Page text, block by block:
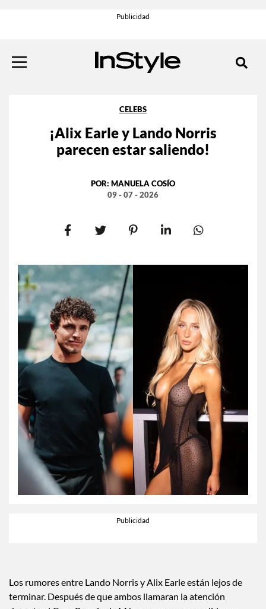
CELEBS
¡Alix Earle y Lando Norris
parecen estar saliendo!
POR: MANUELA COSÍO
09 - 07 - 2026
00:00Tiempo transcurrido: 0 segundos